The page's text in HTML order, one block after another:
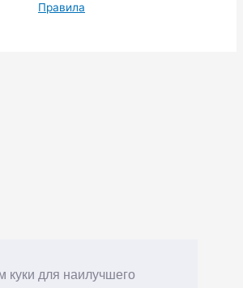
куки для наилучшего
Правила